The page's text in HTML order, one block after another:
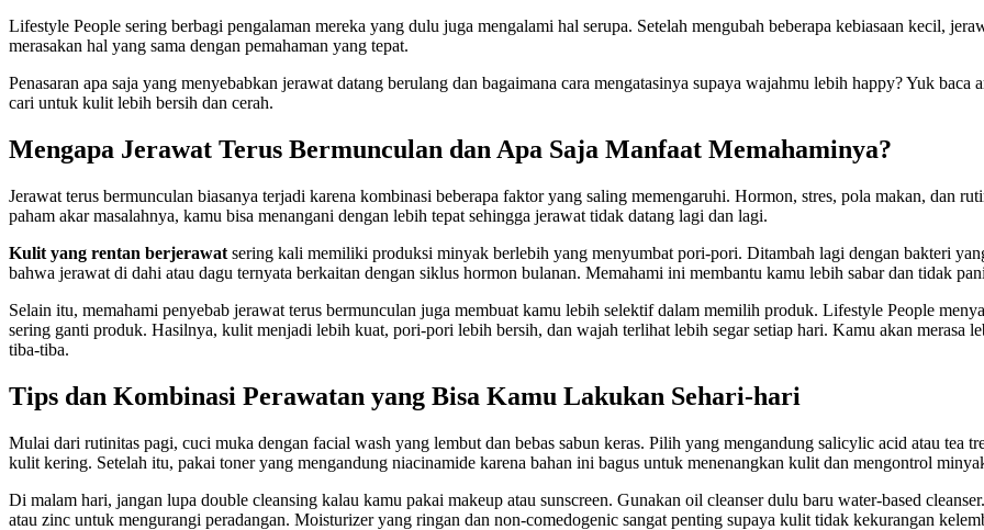
Lifestyle People sering berbagi pengalaman mereka yang dulu juga mengalami hal serupa. Setelah mengubah beberapa kebiasaan kecil,
merasakan hal yang sama dengan pemahaman yang tepat.
Penasaran apa saja yang menyebabkan jerawat datang berulang dan bagaimana cara mengatasinya supaya wajahmu lebih happy? Yuk
cari untuk kulit lebih bersih dan cerah.
Mengapa Jerawat Terus Bermunculan dan Apa Saja Manfaat Memahaminya?
Jerawat terus bermunculan biasanya terjadi karena kombinasi beberapa faktor yang saling memengaruhi. Hormon, stres, pola makan, dan
paham akar masalahnya, kamu bisa menangani dengan lebih tepat sehingga jerawat tidak datang lagi dan lagi.
Kulit yang rentan berjerawat sering kali memiliki produksi minyak berlebih yang menyumbat pori-pori. Ditambah lagi dengan bakteri
bahwa jerawat di dahi atau dagu ternyata berkaitan dengan siklus hormon bulanan. Memahami ini membantu kamu lebih sabar dan tidak
Selain itu, memahami penyebab jerawat terus bermunculan juga membuat kamu lebih selektif dalam memilih produk. Lifestyle People
sering ganti produk. Hasilnya, kulit menjadi lebih kuat, pori-pori lebih bersih, dan wajah terlihat lebih segar setiap hari. Kamu akan merasa
tiba-tiba.
Tips dan Kombinasi Perawatan yang Bisa Kamu Lakukan Sehari-hari
Mulai dari rutinitas pagi, cuci muka dengan facial wash yang lembut dan bebas sabun keras. Pilih yang mengandung salicylic acid atau tea
kulit kering. Setelah itu, pakai toner yang mengandung niacinamide karena bahan ini bagus untuk menenangkan kulit dan mengontrol
Di malam hari, jangan lupa double cleansing kalau kamu pakai makeup atau sunscreen. Gunakan oil cleanser dulu baru water-based
atau zinc untuk mengurangi peradangan. Moisturizer yang ringan dan non-comedogenic sangat penting supaya kulit tidak kekurangan